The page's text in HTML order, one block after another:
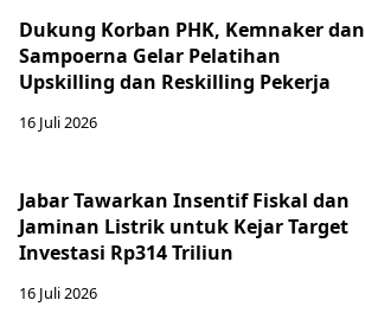
Dukung Korban PHK, Kemnaker dan
Sampoerna Gelar Pelatihan
Upskilling dan Reskilling Pekerja
16 Juli 2026
Jabar Tawarkan Insentif Fiskal dan
Jaminan Listrik untuk Kejar Target
Investasi Rp314 Triliun
16 Juli 2026